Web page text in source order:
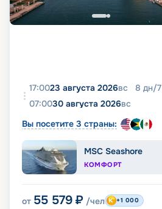
17:0023 августа 2026вс 8 дн/7
07:0030 августа 2026вс
Вы посетите 3 страны:
MSC Seashore
КОМФОРТ
от 55 579 ₽ /чел +1 000